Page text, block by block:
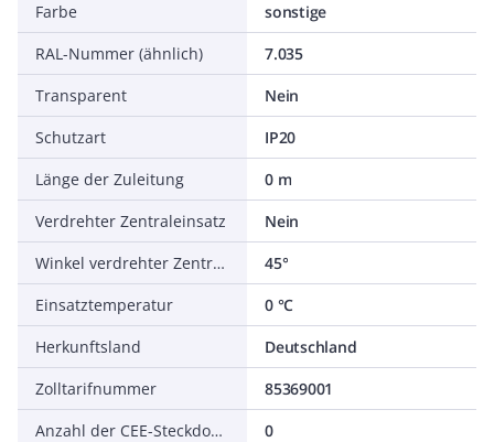
Farbe
sonstige
RAL-Nummer (ähnlich)
7.035
Transparent
Nein
Schutzart
IP20
Länge der Zuleitung
0 m
Verdrehter Zentraleinsatz
Nein
Winkel verdrehter Zentraleinsatz
45°
Einsatztemperatur
0 °C
Herkunftsland
Deutschland
Zolltarifnummer
85369001
Anzahl der CEE-Steckdosen (IEC 60309)
0